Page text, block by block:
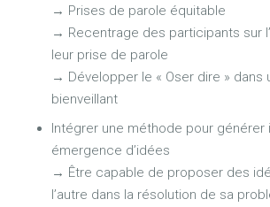
→ Prises de parole équitable
→ Recentrage des participants sur
leur prise de parole
→ Développer le « Oser dire » dans
bienveillant
Intégrer une méthode pour générer
émergence d’idées
→ Être capable de proposer des
l’autre dans la résolution de sa